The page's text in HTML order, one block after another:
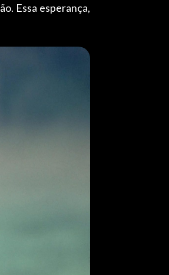
Essa esperança,